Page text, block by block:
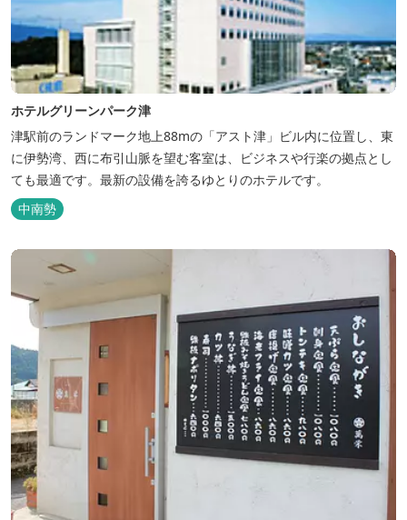
ホテルグリーンパーク津
津駅前のランドマーク地上88mの「アスト津」ビル内に位置し、東
に伊勢湾、西に布引山脈を望む客室は、ビジネスや行楽の拠点とし
ても最適です。最新の設備を誇るゆとりのホテルです。
中南勢